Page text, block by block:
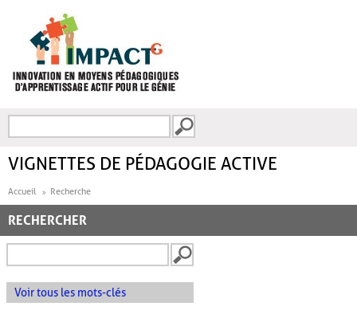
FORMULAIRE DE
VIGNETTES DE PÉDAGOGIE ACTIVE
Accueil Recherche
RECHERCHER
Voir tous les mots-clés